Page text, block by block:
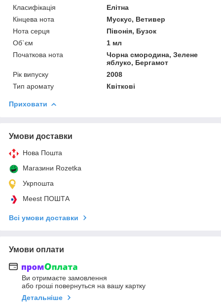
Класифікація
Елітна
Кінцева нота
Мускус, Ветивер
Нота серця
Півонія, Бузок
Об`єм
1 мл
Початкова нота
Чорна смородина, Зелене
яблуко, Бергамот
Рік випуску
2008
Тип аромату
Квіткові
Приховати
Умови доставки
Нова Пошта
Магазини Rozetka
Укрпошта
Meest ПОШТА
Всі умови доставки
Умови оплати
Ви отримаєте замовлення
або гроші повернуться на вашу картку
Детальніше